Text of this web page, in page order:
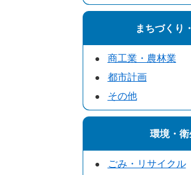
まちづくり
商工業・農林業
都市計画
その他
環境・衛
ごみ・リサイクル